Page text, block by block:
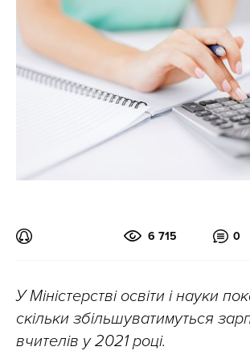
6 715 0
У Міністерстві освіти і науки
скільки збільшуватимуться
вчителів у 2021 році.